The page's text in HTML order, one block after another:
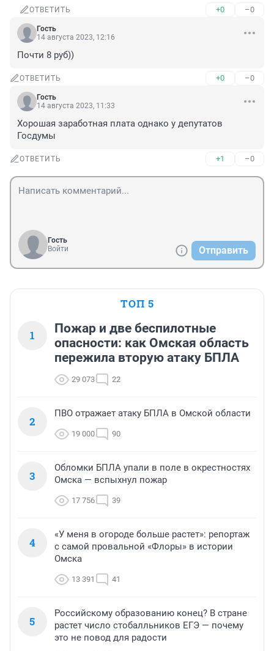
ОТВЕТИТЬ +0 –0
Гость
14 августа 2023, 12:16
Почти 8 руб))
ОТВЕТИТЬ +0 –0
Гость
14 августа 2023, 11:33
Хорошая заработная плата однако у депутатов
Госдумы
ОТВЕТИТЬ +1 –0
Гость
Войти
Отправить
ТОП 5
1
Пожар и две беспилотные
опасности: как Омская область
пережила вторую атаку БПЛА
29 073 22
2
ПВО отражает атаку БПЛА в Омской области
19 000 90
3
Обломки БПЛА упали в поле в окрестностях
Омска — вспыхнул пожар
17 756 39
4
«У меня в огороде больше растет»: репортаж
с самой провальной «Флоры» в истории
Омска
13 391 41
5
Российскому образованию конец? В стране
растет число стобалльников ЕГЭ — почему
это не повод для радости